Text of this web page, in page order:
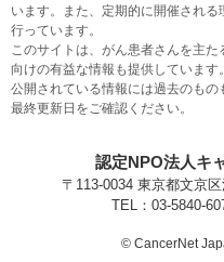
います。また、定期的に開催され
行っています。
このサイトは、がん患者さんを主
向けの有益な情報も提供しています。
公開されている情報には過去のも
最終更新日をご確認ください。
認定NPO法人キ
〒113-0034 東京都文京
TEL：03-5840-
© CancerNet